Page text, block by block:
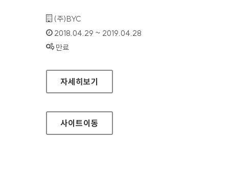
기관명 :
(주)BYC
인증기간 :
2018.04.29 ~ 2019.04.28
상태 :
만료
(주)BYC 대표 홈페이지
자세히보기
사이트이동